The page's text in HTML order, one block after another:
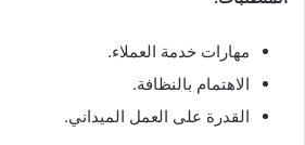
مهارات خدمة العملاء.
الاهتمام بالنظافة.
القدرة على العمل الميداني.